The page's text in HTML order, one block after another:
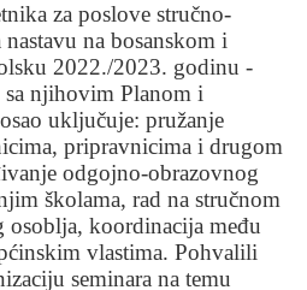
za poslove stručno-
na bosanskom i
2022./2023. godinu -
sa njihovim Planom i
uključuje: pružanje
pripravnicima i drugom
odgojno-obrazovnog
školama, rad na stručnom
osoblja, koordinacija među
vlastima. Pohvalili
seminara na temu